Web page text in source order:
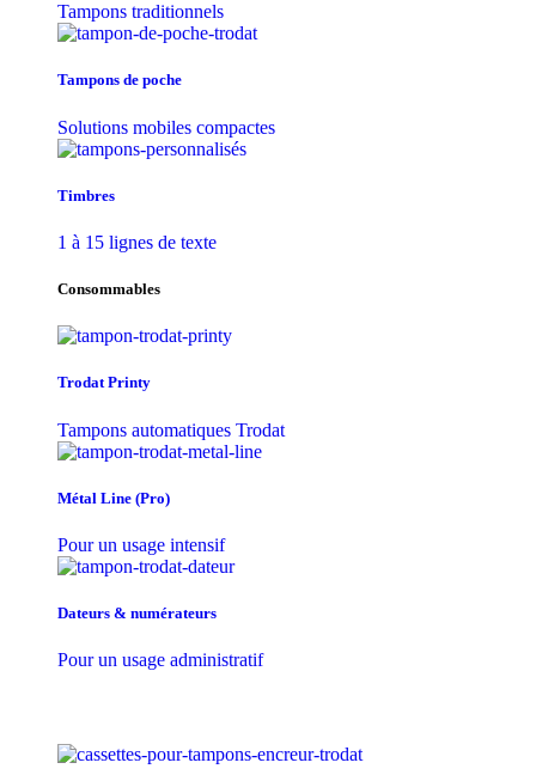
Tampons traditionnels
Tampons de poche
Solutions mobiles compactes
Timbres
1 à 15 lignes de texte
Consommables
Trodat Printy
Tampons automatiques Trodat
Métal Line (Pro)
Pour un usage intensif
Dateurs & numérateurs
Pour un usage administratif